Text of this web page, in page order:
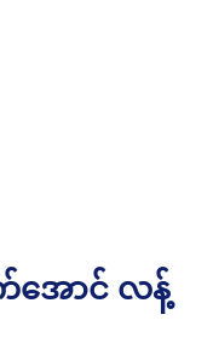
အောင် လန့်